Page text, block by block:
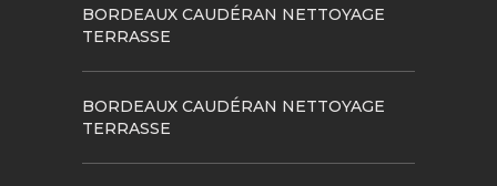
BORDEAUX CAUDÉRAN NETTOYAGE
TERRASSE
BORDEAUX CAUDÉRAN NETTOYAGE
TERRASSE